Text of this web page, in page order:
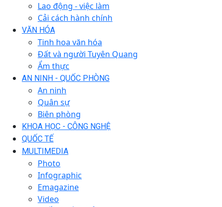
Lao động - việc làm
Cải cách hành chính
VĂN HÓA
Tinh hoa văn hóa
Đất và người Tuyên Quang
Ẩm thực
AN NINH - QUỐC PHÒNG
An ninh
Quân sự
Biên phòng
KHOA HỌC - CÔNG NGHỆ
QUỐC TẾ
MULTIMEDIA
Photo
Infographic
Emagazine
Video